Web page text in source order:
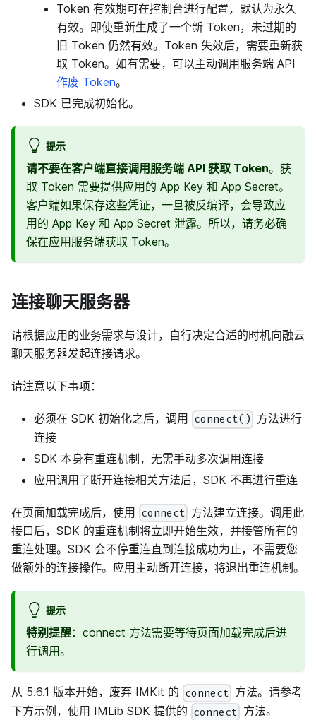
Token 有效期可在控制台进行配置，默认为永久
有效。即使重新生成了一个新 Token，未过期的
旧 Token 仍然有效。Token 失效后，需要重新获
取 Token。如有需要，可以主动调用服务端 API
作废 Token。
SDK 已完成初始化。
提示
请不要在客户端直接调用服务端 API 获取 Token。获
取 Token 需要提供应用的 App Key 和 App Secret。
客户端如果保存这些凭证，一旦被反编译，会导致应
用的 App Key 和 App Secret 泄露。所以，请务必确
保在应用服务端获取 Token。
连接聊天服务器
请根据应用的业务需求与设计，自行决定合适的时机向融云
聊天服务器发起连接请求。
请注意以下事项：
必须在 SDK 初始化之后，调用 connect() 方法进行
连接
SDK 本身有重连机制，无需手动多次调用连接
应用调用了断开连接相关方法后，SDK 不再进行重连
在页面加载完成后，使用 connect 方法建立连接。调用此
接口后，SDK 的重连机制将立即开始生效，并接管所有的
重连处理。SDK 会不停重连直到连接成功为止，不需要您
做额外的连接操作。应用主动断开连接，将退出重连机制。
提示
特别提醒：connect 方法需要等待页面加载完成后进
行调用。
从 5.6.1 版本开始，废弃 IMKit 的 connect 方法。请参考
下方示例，使用 IMLib SDK 提供的 connect 方法。